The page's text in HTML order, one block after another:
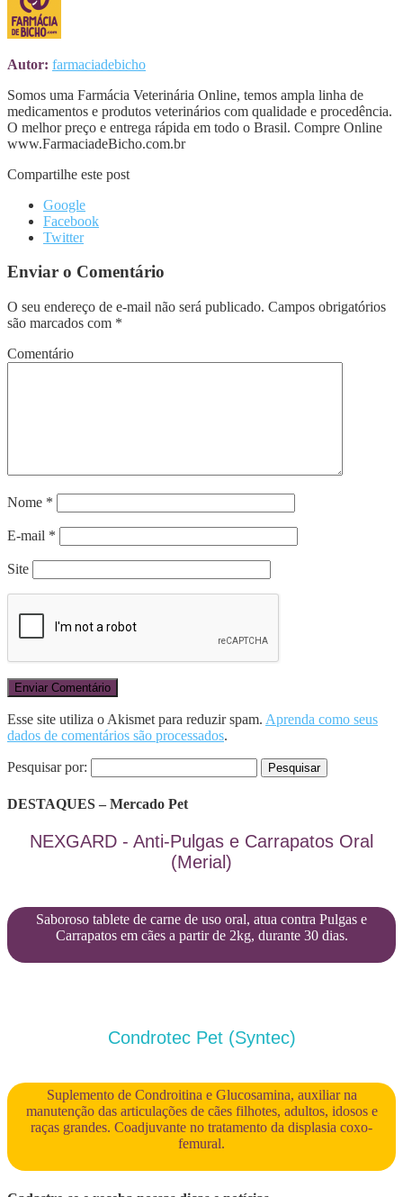
Autor: farmaciadebicho
Somos uma Farmácia Veterinária Online, temos ampla linha de
medicamentos e produtos veterinários com qualidade e procedência.
O melhor preço e entrega rápida em todo o Brasil. Compre Online
www.FarmaciadeBicho.com.br
Compartilhe este post
Google
Facebook
Twitter
Enviar o Comentário
O seu endereço de e-mail não será publicado. Campos obrigatórios
são marcados com *
Comentário
Nome *
E-mail *
Site
Esse site utiliza o Akismet para reduzir spam. Aprenda como seus
dados de comentários são processados.
Pesquisar por:
DESTAQUES – Mercado Pet
NEXGARD - Anti-Pulgas e Carrapatos Oral
(Merial)
Saboroso tablete de carne de uso oral, atua contra Pulgas e
Carrapatos em cães a partir de 2kg, durante 30 dias.
Condrotec Pet (Syntec)
Suplemento de Condroitina e Glucosamina, auxiliar na
manutenção das articulações de cães filhotes, adultos, idosos e
raças grandes. Coadjuvante no tratamento da displasia coxo-
femural.